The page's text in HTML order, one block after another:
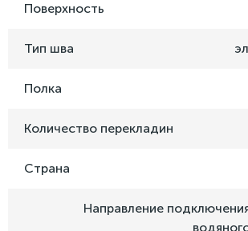
Поверхность
Тип шва
Полка
Количество перекладин
Страна
Направление